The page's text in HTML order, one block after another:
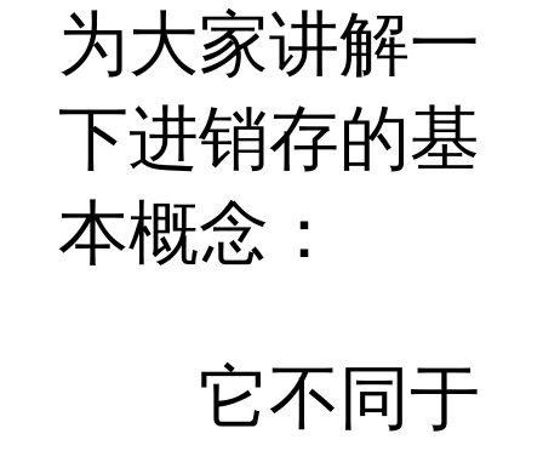
为大家讲解一
下进销存的基
本概念：
它不同于